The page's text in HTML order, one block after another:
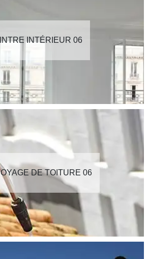
INTÉRIEUR 06
DE TOITURE 06